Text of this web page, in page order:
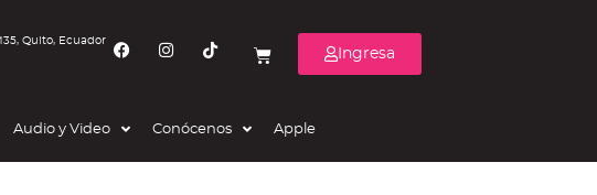
Quito, Ecuador
Ingresa
Audio y Video Conócenos Apple